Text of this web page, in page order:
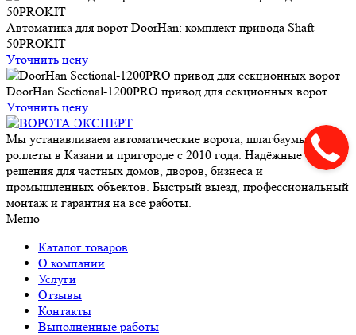
Автоматика для ворот DoorHan: комплект привода Shaft-
50PROKIT
Уточнить цену
DoorHan Sectional-1200PRO привод для секционных ворот
Уточнить цену
Мы устанавливаем автоматические ворота, шлагбаумы и
роллеты в Казани и пригороде с 2010 года. Надёжные
решения для частных домов, дворов, бизнеса и
промышленных объектов. Быстрый выезд, профессиональный
монтаж и гарантия на все работы.
Меню
Каталог товаров
О компании
Услуги
Отзывы
Контакты
Выполненные работы